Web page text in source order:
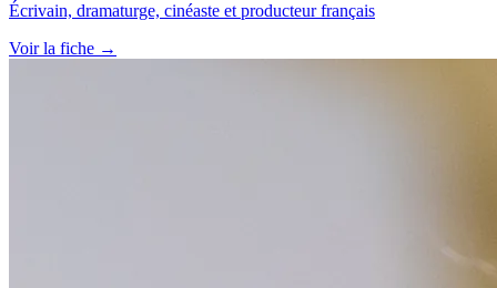
Écrivain, dramaturge, cinéaste et producteur français
Voir la fiche →